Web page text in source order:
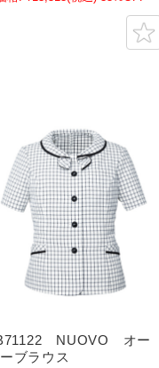
NUOVO オー
ブラウス